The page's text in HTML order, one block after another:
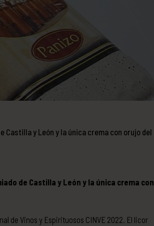
y León y la única crema con orujo del
de Castilla y León y la única crema con
de Vinos y Espirituosos CINVE 2022. El licor